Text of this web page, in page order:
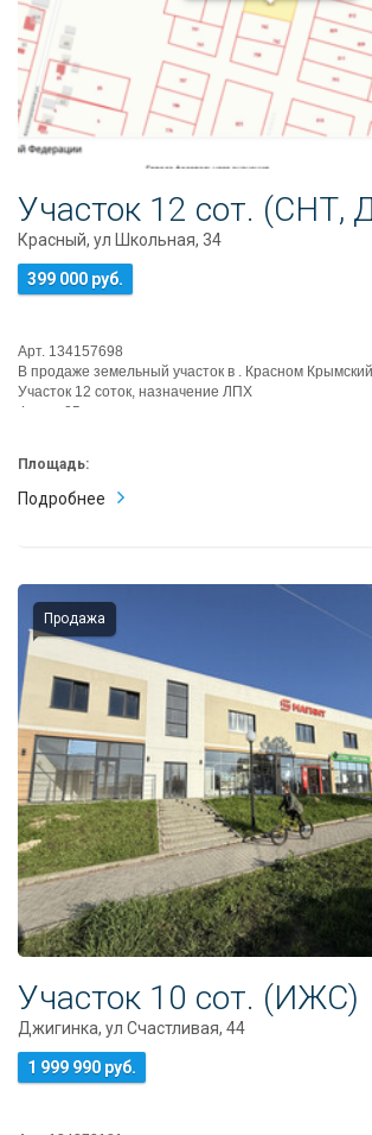
Информация
Ипотека
Риэлторские
услуги
Продать
недвижимость
ипотеки
Юридические
услуги
Статьи
8
80
14
670
14
Участок 12 сот. (СНТ,
Красный, ул Школьная, 34
399 000 руб.
Арт. 134157698
В продаже земельный участок в . Красном
Участок 12 соток, назначение ЛПХ
Фасад 25 м
Площадь:
Подробнее
Продажа
Участок 10 сот. (ИЖС)
Джигинка, ул Счастливая, 44
1 999 990 руб.